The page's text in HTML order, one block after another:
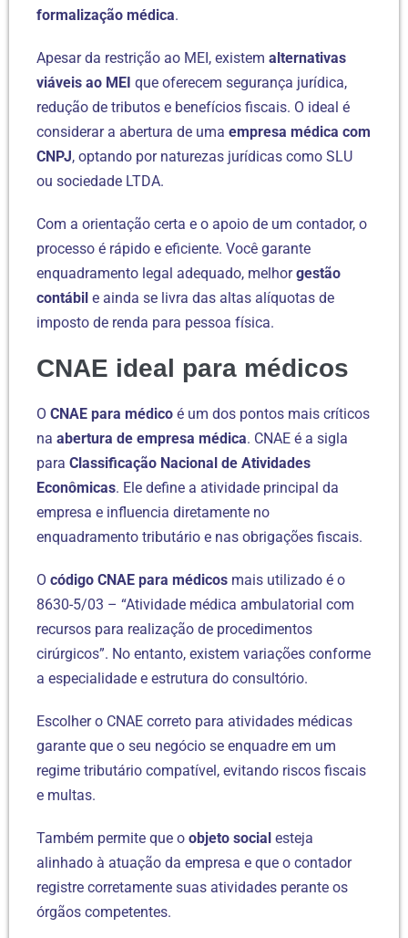
formalização médica.
Apesar da restrição ao MEI, existem alternativas
viáveis ao MEI que oferecem segurança jurídica,
redução de tributos e benefícios fiscais. O ideal é
considerar a abertura de uma empresa médica com
CNPJ, optando por naturezas jurídicas como SLU
ou sociedade LTDA.
Com a orientação certa e o apoio de um contador, o
processo é rápido e eficiente. Você garante
enquadramento legal adequado, melhorgestão
contábil e ainda se livra das altas alíquotas de
imposto de renda para pessoa física.
CNAE ideal para médicos
O CNAE para médico é um dos pontos mais críticos
na abertura de empresa médica. CNAE é a sigla
para Classificação Nacional de Atividades
Econômicas. Ele define a atividade principal da
empresa e influencia diretamente no
enquadramento tributário e nas obrigações fiscais.
O código CNAE para médicos mais utilizado é o
8630-5/03 – “Atividade médica ambulatorial com
recursos para realização de procedimentos
cirúrgicos”. No entanto, existem variações conforme
a especialidade e estrutura do consultório.
Escolher o CNAE correto para atividades médicas
garante que o seu negócio se enquadre em um
regime tributário compatível, evitando riscos fiscais
e multas.
Também permite que o objeto social esteja
alinhado à atuação da empresa e que o contador
registre corretamente suas atividades perante os
órgãos competentes.